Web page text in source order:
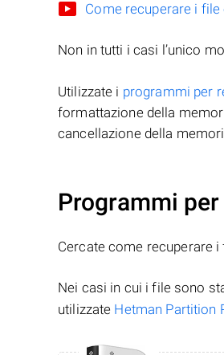
Come recuperare i file
Non in tutti i casi l’unico
Utilizzate i programmi per
formattazione della
cancellazione della
Programmi
Cercate come recuperare i
Nei casi in cui i file sono
utilizzate Hetman Partition